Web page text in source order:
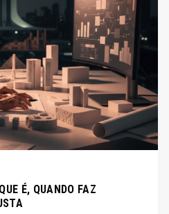
É, QUANDO FAZ